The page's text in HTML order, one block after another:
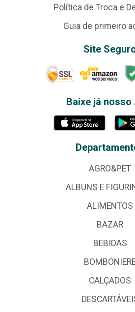
Política de Troca e
Guia de primeiro
Site
Baixe já nosso
AGRO&PET
ALBUNS E
ALIMENTOS
BAZAR
BEBIDAS
CALÇADOS